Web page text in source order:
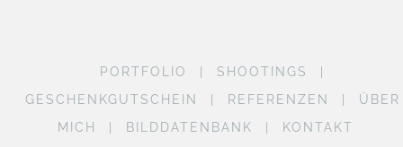
PORTFOLIO
SHOOTINGS
GESCHENKGUTSCHEIN
REFERENZEN
ÜBER
MICH
BILDDATENBANK KONTAKT